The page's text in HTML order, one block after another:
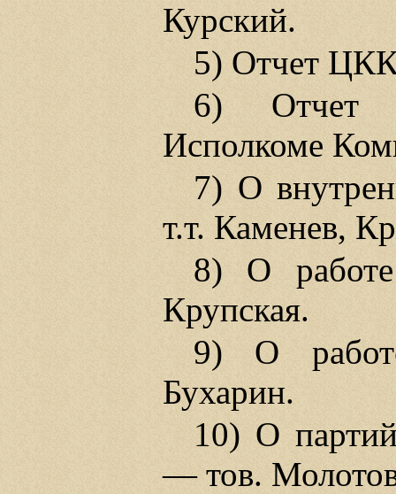
Курский.
5) Отчет
6) Отчет
Исполкоме
7) О
т.т. Каменев,
8) О
Крупская.
9) О
Бухарин.
10) О
— тов.